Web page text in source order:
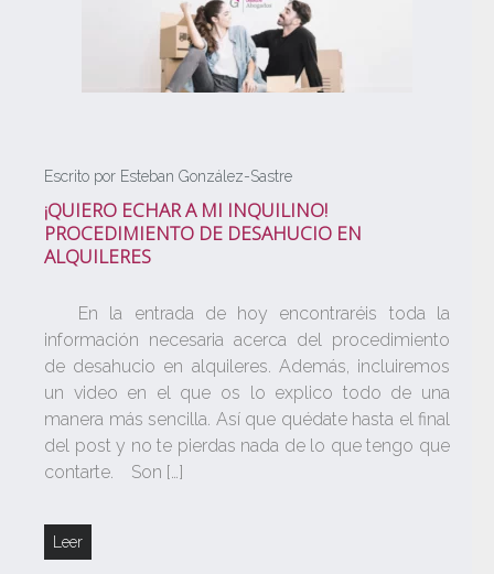
Escrito por Esteban González-Sastre
¡QUIERO ECHAR A MI INQUILINO!
PROCEDIMIENTO DE DESAHUCIO EN
ALQUILERES
En la entrada de hoy encontraréis toda la
información necesaria acerca del procedimiento
de desahucio en alquileres. Además, incluiremos
un video en el que os lo explico todo de una
manera más sencilla. Así que quédate hasta el final
del post y no te pierdas nada de lo que tengo que
contarte. Son […]
Leer